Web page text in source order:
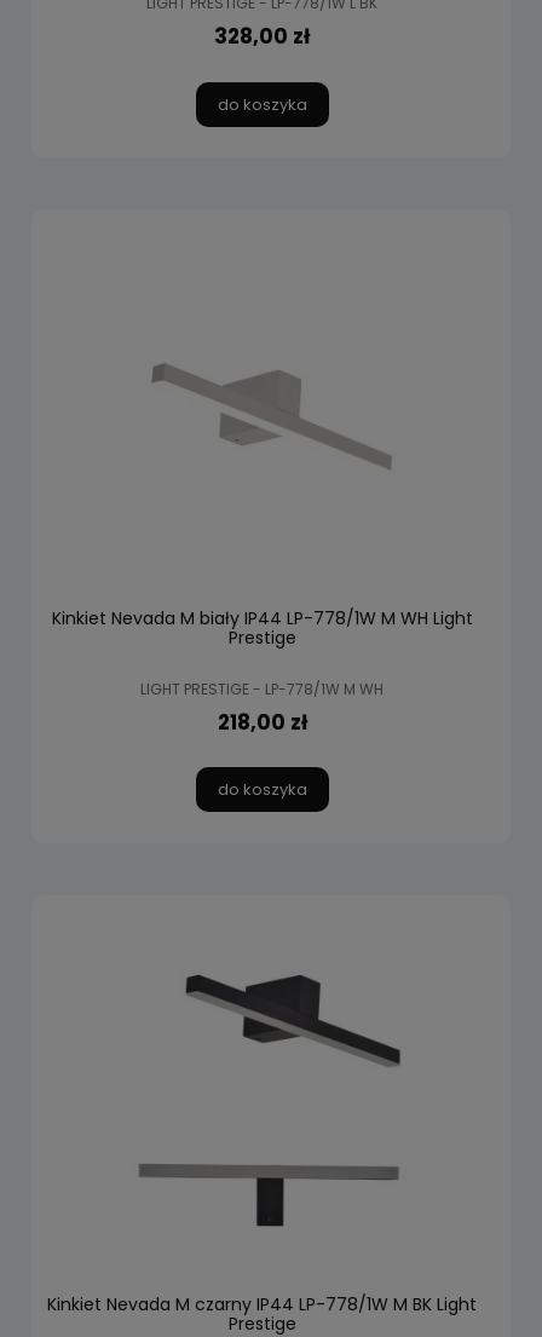
328,00 zł
do koszyka
Kinkiet Nevada M biały IP44 LP-778/1W M WH Light
Prestige
LIGHT PRESTIGE - LP-778/1W M WH
218,00 zł
do koszyka
Kinkiet Nevada M czarny IP44 LP-778/1W M BK Light
Prestige